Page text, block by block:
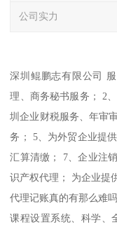
公司实力
深圳鲲鹏志有限公司
理、商务秘书服务； 2
圳企业财税服务、年审
务； 5、为外贸企业提
汇算清缴； 7、企业注
识产权代理； 为企业提
代理记账真的有那么难
课程设置系统、科学、